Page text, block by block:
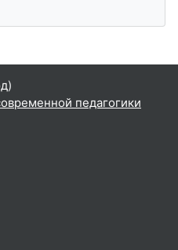
)
педагогики